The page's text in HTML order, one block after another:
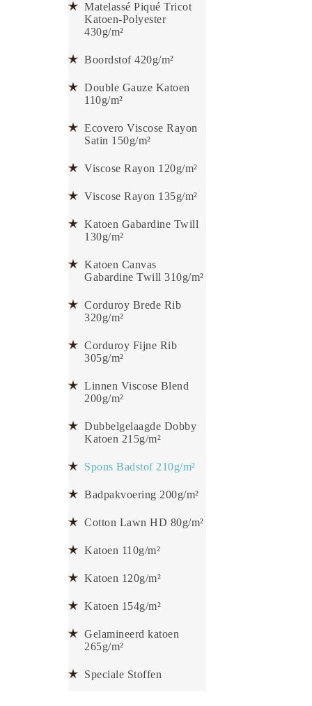
Matelassé Piqué Tricot
Katoen-Polyester
430g/m²
Boordstof 420g/m²
Double Gauze Katoen
110g/m²
Ecovero Viscose Rayon
Satin 150g/m²
Viscose Rayon 120g/m²
Viscose Rayon 135g/m²
Katoen Gabardine Twill
130g/m²
Katoen Canvas
Gabardine Twill 310g/m²
Corduroy Brede Rib
320g/m²
Corduroy Fijne Rib
305g/m²
Linnen Viscose Blend
200g/m²
Dubbelgelaagde Dobby
Katoen 215g/m²
Spons Badstof 210g/m²
Badpakvoering 200g/m²
Cotton Lawn HD 80g/m²
Katoen 110g/m²
Katoen 120g/m²
Katoen 154g/m²
Gelamineerd katoen
265g/m²
Speciale Stoffen